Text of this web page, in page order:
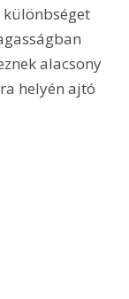
alacsony
helyén ajtó